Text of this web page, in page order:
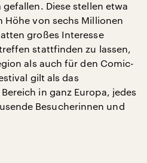
Diese stellen etwa
Höhe von sechs Millionen
großes Interesse
stattfinden zu lassen,
als auch für den Comic-
gilt als das
in ganz Europa, jedes
Besucherinnen und